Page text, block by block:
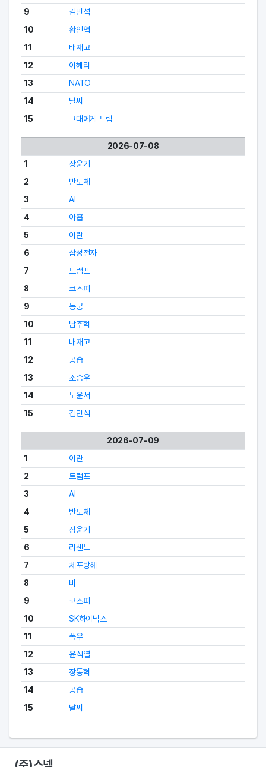
9
김민석
10
황인엽
11
배재고
12
이혜리
13
NATO
14
날씨
15
그대에게 드림
2026-07-08
1
장윤기
2
반도체
3
AI
4
아홉
5
이란
6
삼성전자
7
트럼프
8
코스피
9
동궁
10
남주혁
11
배재고
12
공습
13
조승우
14
노윤서
15
김민석
2026-07-09
1
이란
2
트럼프
3
AI
4
반도체
5
장윤기
6
리센느
7
체포방해
8
비
9
코스피
10
SK하이닉스
11
폭우
12
윤석열
13
장동혁
14
공습
15
날씨